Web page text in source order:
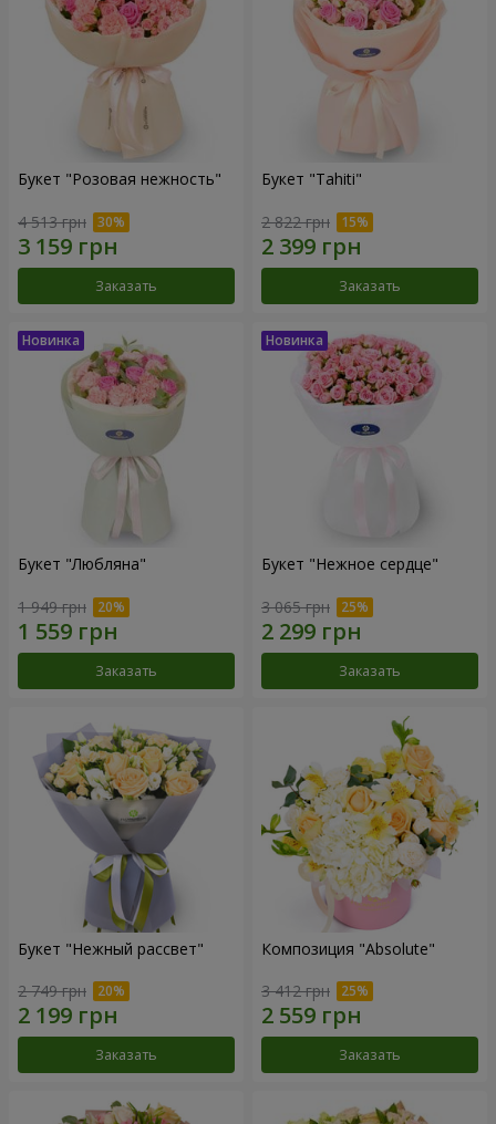
Букет "Розовая нежность"
4 513 грн
Заказать
Букет "Tahiti"
2 822 грн
Заказать
Букет "Любляна"
1 949 грн
Заказать
Букет "Нежное сердце"
3 065 грн
Заказать
Букет "Нежный рассвет"
2 749 грн
Заказать
Композиция "Absolute"
3 412 грн
Заказать